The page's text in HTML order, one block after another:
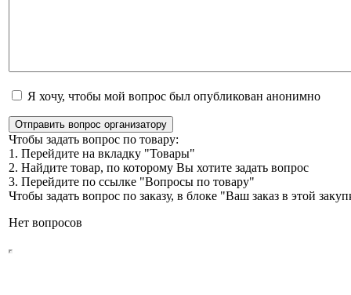
Я хочу, чтобы мой вопрос был опубликован анонимно
Отправить вопрос организатору
Чтобы задать вопрос по товару:
1. Перейдите на вкладку "Товары"
2. Найдите товар, по которому Вы хотите задать вопрос
3. Перейдите по ссылке "Вопросы по товару"
Чтобы задать вопрос по заказу, в блоке "Ваш заказ в этой
Нет вопросов